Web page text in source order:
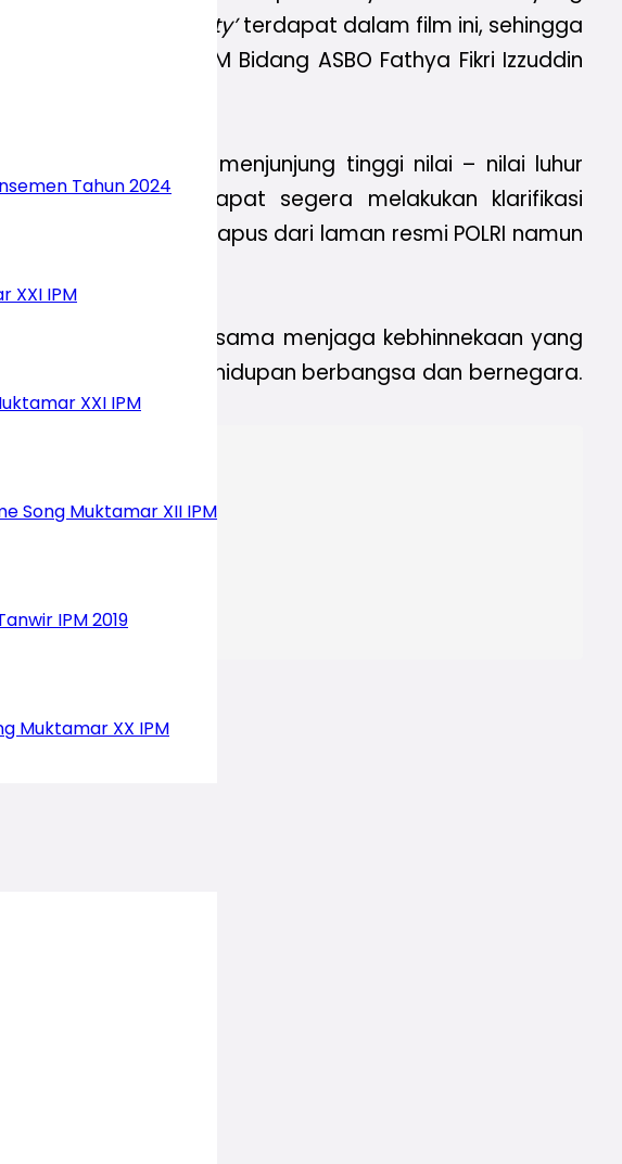
Tahun 2024
XXI IPM
XXI IPM
Song Muktamar XII IPM
IPM 2019
Muktamar XX IPM
‘Unity in Diversity’terdapat dalam film ini, sehingga
Ketua PP IPM Bidang ASBO Fathya Fikri Izzuddin
agar dapat menjunjung tinggi nilai – nilai luhur
agar POLRI dapat segera melakukan klarifikasi
film ini sudah dihapus dari laman resmi POLRI namun
bersama-sama menjaga kebhinnekaan yang
dalam kehidupan berbangsa dan bernegara.